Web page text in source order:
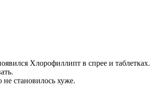
Хлорофиллипт в спрее и таблетках.
становилось хуже.